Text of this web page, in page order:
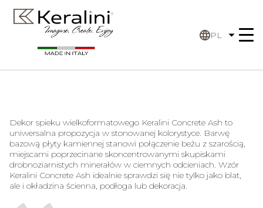
PL
Dekor spieku wielkoformatowego Keralini Concrete Ash to
uniwersalna propozycja w stonowanej kolorystyce. Barwę
bazową płyty kamiennej stanowi połączenie beżu z szarością,
miejscami poprzecinane skoncentrowanymi skupiskami
drobnoziarnistych minerałów w ciemnych odcieniach. Wzór
Keralini Concrete Ash idealnie sprawdzi się nie tylko jako blat,
ale i okładzina ścienna, podłoga lub dekoracja.